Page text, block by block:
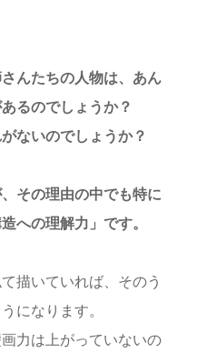
んたちの人物は、あん
るのでしょうか？
ないのでしょうか？
その理由の中でも特に
への理解力」です。
描いていれば、そのう
になります。
力は上がっていないの